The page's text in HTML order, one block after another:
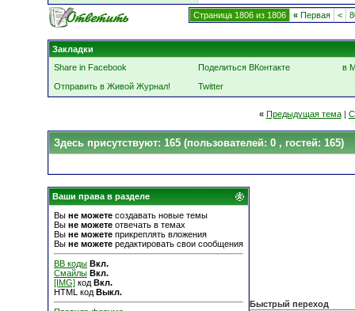
Страница 1806 из 1806 « Первая <
Закладки
Share in Facebook
Поделиться ВКонтакте
в
Отправить в Живой Журнал!
Twitter
« Предыдущая тема|
Здесь присутствуют: 165 (пользователей: 0 , гостей: 165)
Ваши права в разделе
Вы не можете создавать новые темы
Вы не можете отвечать в темах
Вы не можете прикреплять вложения
Вы не можете редактировать свои сообщения
BB коды Вкл.
Смайлы Вкл.
[IMG] код Вкл.
HTML код Выкл.
Быстрый переход